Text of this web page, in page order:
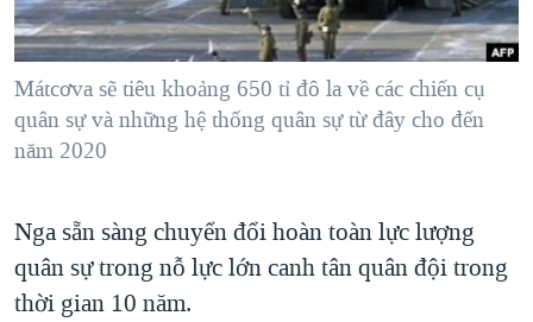
"Tìm"NGƯỜI VIỆT HẢI NGOẠI
ĐỜI SỐNG
KINH TẾ
KHOA HỌC
VĂN HOÁ
THỂ THAO
TẠI
HÀNH TRÌNH BẦU CỬ 2024
MỘT NĂM CHIẾN TRANH TẠI DẢI GAZA
GIẢI MÃ VÀNH ĐAI & CON ĐƯỜNG
TRỊNH VĨNH BÌNH - NGƯỜI HẠ 'BÊN THẮNG CUỘC'
GROUND ZERO – XƯA VÀ NAY
CHI PHÍ CHIẾN TRANH AFGHANISTAN
VIDEO
NGHE
MẠNG XÃ HỘI
Ngôn ngữ khác
Mátcơva sẽ tiêu khoảng 650 tỉ đô la về các chiến cụ
quân sự và những hệ thống quân sự từ đây cho đến
năm 2020
Nga sẵn sàng chuyển đổi hoàn toàn lực lượng
quân sự trong nỗ lực lớn canh tân quân đội trong
thời gian 10 năm.